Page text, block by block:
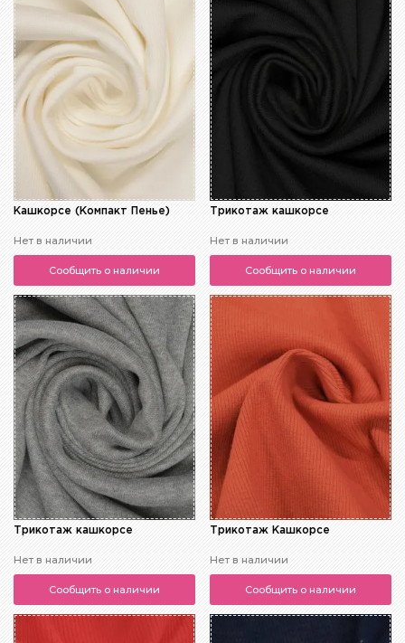
Кашкорсе (Компакт Пенье)
Нет в наличии
Сообщить о наличии
Трикотаж кашкорсе
Нет в наличии
Сообщить о наличии
Трикотаж кашкорсе
Нет в наличии
Сообщить о наличии
Трикотаж Кашкорсе
Нет в наличии
Сообщить о наличии